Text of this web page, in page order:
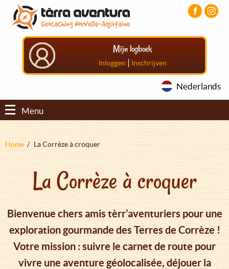
Overslaan
naar
Aller
menu
principal
Aller
pied
Mijn logboek
Inloggen | Inschrijven
Nederlands
Menu
Kruimelpad
Home La Corrèze à croquer
La Corrèze à croquer
Bienvenue chers amis tèrr’aventuriers pour une
exploration gourmande des Terres de Corrèze !
Votre mission : suivre le carnet de route pour
vivre une aventure géolocalisée, déjouer la